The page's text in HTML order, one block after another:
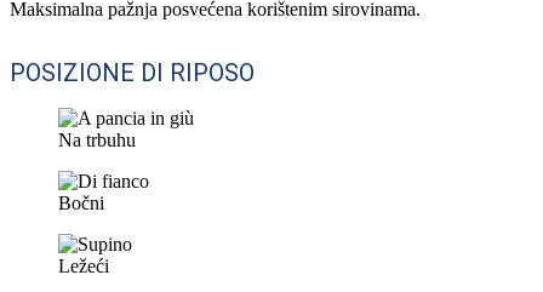
Maksimalna pažnja posvećena korištenim sirovinama.
POSIZIONE DI RIPOSO
Na trbuhu
Bočni
Ležeći